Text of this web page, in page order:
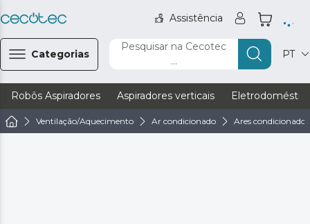
Assistência
Categorias
Pesquisar na Cecotec
...
PT
Robôs Aspiradores Aspiradores verticais
Ventilação/Aquecimento Ar condicionado Ares